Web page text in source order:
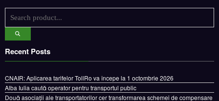
Recent Posts
CNAIR: Aplicarea tarifelor TollRo va începe la 1 octombrie 2026
Alba Iulia caută operator pentru transportul public
Două asociații ale transportatorilor cer transformarea schemei de compensare